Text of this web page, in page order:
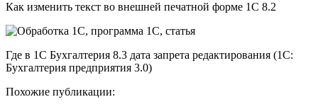
Как изменить текст во внешней печатной форме 1С 8.2
Где в 1С Бухгалтерия 8.3 дата запрета редактирования (1С:
Бухгалтерия предприятия 3.0)
Похожие публикации: